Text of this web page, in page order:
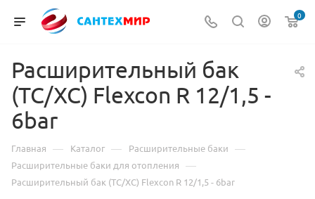
0
Расширительный бак
(ТС/ХС) Flexcon R 12/1,5 -
6bar
Главная — Каталог — Расширительные баки —
Расширительные баки для отопления —
Расширительный бак (ТС/ХС) Flexcon R 12/1,5 - 6bar